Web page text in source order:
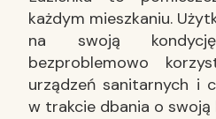
każdym mieszkaniu.
na swoją
bezproblemowo
urządzeń sanitarnych i
w trakcie dbania o swoją